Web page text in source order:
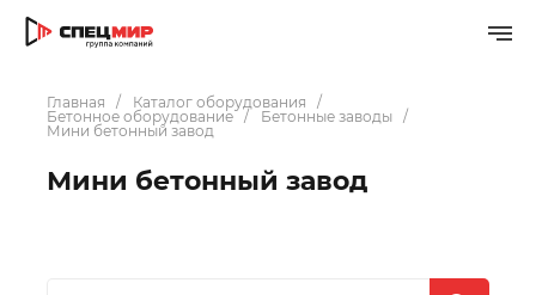
Главная
Каталог оборудования
Бетонное оборудование
Бетонные заводы
Мини бетонный завод
Мини бетонный завод